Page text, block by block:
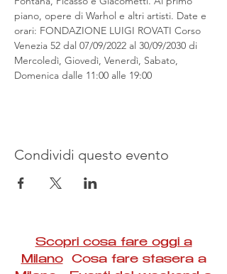
piano, opere di Warhol e altri artisti. Date e
orari: FONDAZIONE LUIGI ROVATI Corso
Venezia 52 dal 07/09/2022 al 30/09/2030 di
Mercoledì, Giovedì, Venerdì, Sabato,
Domenica dalle 11:00 alle 19:00
Condividi questo evento
Scopri cosa fare oggi a
MilanoCosa fare stasera a